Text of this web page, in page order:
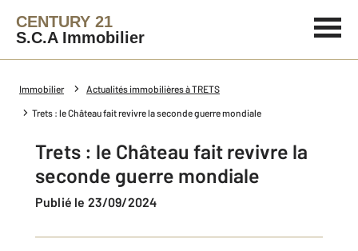
CENTURY 21
S.C.A Immobilier
Immobilier Actualités immobilières à TRETS
Trets : le Château fait revivre la seconde guerre mondiale
Trets : le Château fait revivre la
seconde guerre mondiale
Publié le 23/09/2024